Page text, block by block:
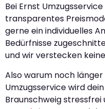
Bei Ernst
transparentes
gerne ein individuelles
Bedürfnisse
und wir verstecken
Also warum noch
Umzugsservice wird
Braunschweig stressfrei